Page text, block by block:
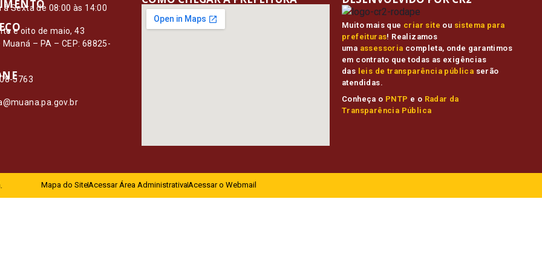
à Sexta de 08:00 às 14:00
e oito de maio, 43
– PA – CEP: 68825-
5763
Muito mais que criar site ou sistema para
prefeituras! Realizamos
uma assessoria completa, onde garantimos
em contrato que todas as exigências
das leis de transparência pública serão
atendidas.
Conheça o PNTP e o Radar da
Transparência Pública
Mapa do SiteAcessar Área Administrativa Acessar o Webmail